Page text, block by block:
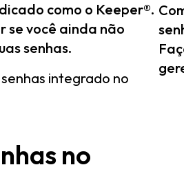
como o Keeper®.
se você ainda não
senhas.
integrado no
no